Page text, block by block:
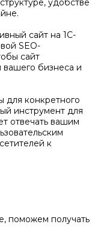
удобстве
сайт на 1С-
SEO-
сайт
вашего бизнеса и
для конкретного
инструмент для
отвечать вашим
к
поможем получать